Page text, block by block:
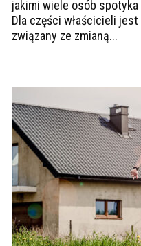
jakimi wiele osób
Dla części właścicieli
związany ze zmianą...